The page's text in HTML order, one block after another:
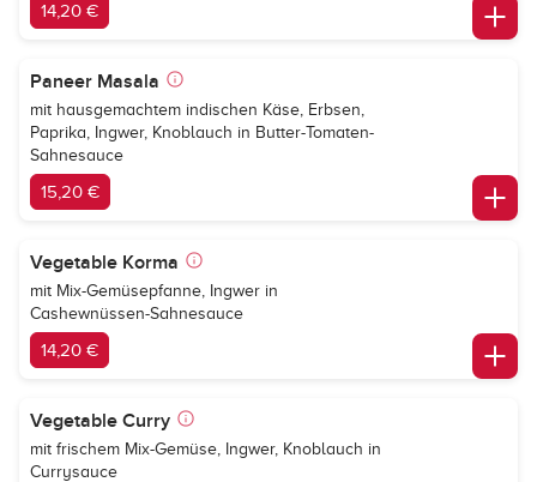
14,20 €
Paneer Masala
mit hausgemachtem indischen Käse, Erbsen,
Paprika, Ingwer, Knoblauch in Butter-Tomaten-
Sahnesauce
15,20 €
Vegetable Korma
mit Mix-Gemüsepfanne, Ingwer in
Cashewnüssen-Sahnesauce
14,20 €
Vegetable Curry
mit frischem Mix-Gemüse, Ingwer, Knoblauch in
Currysauce